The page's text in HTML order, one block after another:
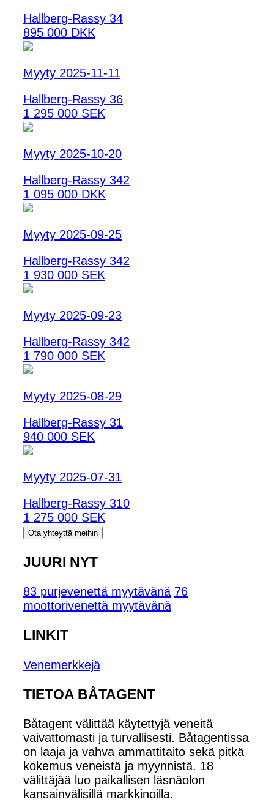
Hallberg-Rassy 34
895 000 DKK
Myyty 2025-11-11
Hallberg-Rassy 36
1 295 000 SEK
Myyty 2025-10-20
Hallberg-Rassy 342
1 095 000 DKK
Myyty 2025-09-25
Hallberg-Rassy 342
1 930 000 SEK
Myyty 2025-09-23
Hallberg-Rassy 342
1 790 000 SEK
Myyty 2025-08-29
Hallberg-Rassy 31
940 000 SEK
Myyty 2025-07-31
Hallberg-Rassy 310
1 275 000 SEK
Ota yhteyttä meihin
JUURI NYT
83 purjevenettä myytävänä 76
moottorivenettä myytävänä
LINKIT
Venemerkkejä
TIETOA BÅTAGENT
Båtagent välittää käytettyjä veneitä
vaivattomasti ja turvallisesti. Båtagentissa
on laaja ja vahva ammattitaito sekä pitkä
kokemus veneistä ja myynnistä. 18
välittäjää luo paikallisen läsnäolon
kansainvälisillä markkinoilla.